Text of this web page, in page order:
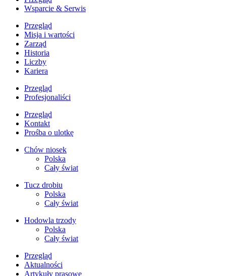
Wsparcie & Serwis
Przegląd
Misja i wartości
Zarząd
Historia
Liczby
Kariera
Przegląd
Profesjonaliści
Przegląd
Kontakt
Prośba o ulotkę
Chów niosek
Polska
Cały świat
Tucz drobiu
Polska
Cały świat
Hodowla trzody
Polska
Cały świat
Przegląd
Aktualności
Artykuły prasowe